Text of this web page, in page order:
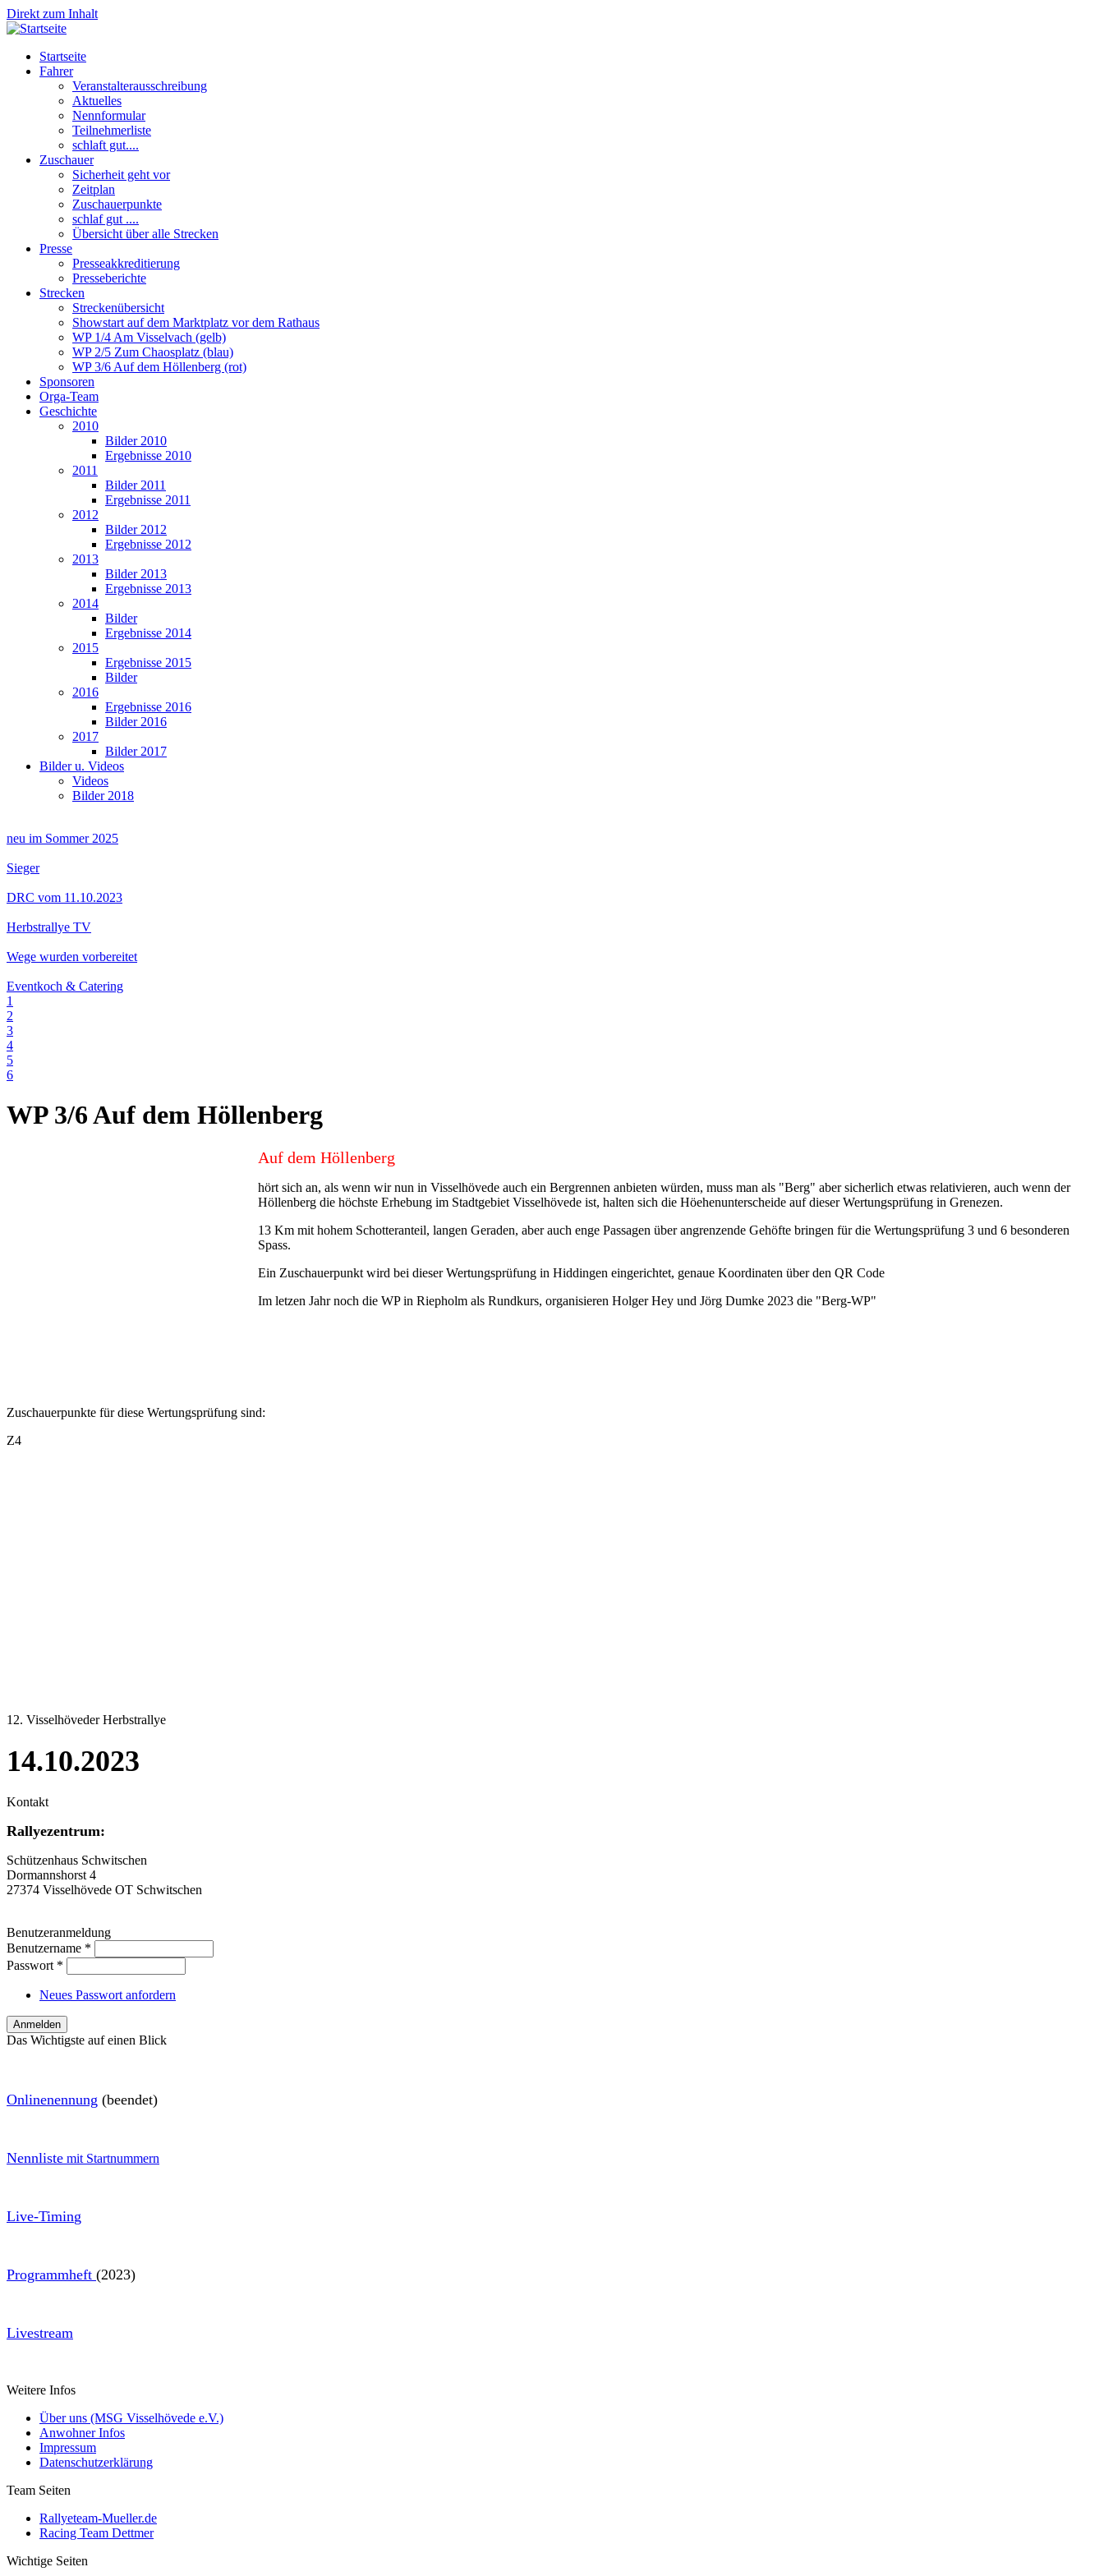
Direkt zum Inhalt
Startseite
Fahrer
Veranstalterausschreibung
Aktuelles
Nennformular
Teilnehmerliste
schlaft gut....
Zuschauer
Sicherheit geht vor
Zeitplan
Zuschauerpunkte
schlaf gut ....
Übersicht über alle Strecken
Presse
Presseakkreditierung
Presseberichte
Strecken
Streckenübersicht
Showstart auf dem Marktplatz vor dem Rathaus
WP 1/4 Am Visselvach (gelb)
WP 2/5 Zum Chaosplatz (blau)
WP 3/6 Auf dem Höllenberg (rot)
Sponsoren
Orga-Team
Geschichte
2010
Bilder 2010
Ergebnisse 2010
2011
Bilder 2011
Ergebnisse 2011
2012
Bilder 2012
Ergebnisse 2012
2013
Bilder 2013
Ergebnisse 2013
2014
Bilder
Ergebnisse 2014
2015
Ergebnisse 2015
Bilder
2016
Ergebnisse 2016
Bilder 2016
2017
Bilder 2017
Bilder u. Videos
Videos
Bilder 2018
neu im Sommer 2025
Sieger
DRC vom 11.10.2023
Herbstrallye TV
Wege wurden vorbereitet
Eventkoch & Catering
1
2
3
4
5
6
WP 3/6 Auf dem Höllenberg
Auf dem Höllenberg
hört sich an, als wenn wir nun in Visselhövede auch ein Bergrennen anbieten würden, muss man als "Berg" aber sicherlich etwas relativieren, auch wenn der
Höllenberg die höchste Erhebung im Stadtgebiet Visselhövede ist, halten sich die Höehenunterscheide auf dieser Wertungsprüfung in Grenezen.
13 Km mit hohem Schotteranteil, langen Geraden, aber auch enge Passagen über angrenzende Gehöfte bringen für die Wertungsprüfung 3 und 6 besonderen
Spass.
Ein Zuschauerpunkt wird bei dieser Wertungsprüfung in Hiddingen eingerichtet, genaue Koordinaten über den QR Code
Im letzen Jahr noch die WP in Riepholm als Rundkurs, organisieren Holger Hey und Jörg Dumke 2023 die "Berg-WP"
Zuschauerpunkte für diese Wertungsprüfung sind:
Z4
12. Visselhöveder Herbstrallye
14.10.2023
Kontakt
Rallyezentrum:
Schützenhaus Schwitschen
Dormannshorst 4
27374 Visselhövede OT Schwitschen
Benutzeranmeldung
Benutzername *
Passwort *
Neues Passwort anfordern
Das Wichtigste auf einen Blick
Onlinenennung (beendet)
Nennliste mit Startnummern
Live-Timing
Programmheft (2023)
Livestream
Weitere Infos
Über uns (MSG Visselhövede e.V.)
Anwohner Infos
Impressum
Datenschutzerklärung
Team Seiten
Rallyeteam-Mueller.de
Racing Team Dettmer
Wichtige Seiten